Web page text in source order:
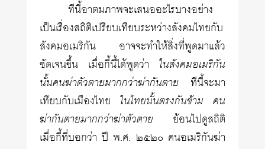
ทีนี้อาตมภาพจะเสนออะไรบางอย่าง
เป็นเรื่องสถิติเปรียบเทียบระหว่างสังคมไทยกับ
สังคมอเมริกัน อาจจะทำให้สิ่งที่พูดมาแล้ว
ชัดเจนขึ้น เมื่อกี้นี้ได้พูดว่า ในสังคมอเมริกัน
นั้นคนฆ่าตัวตายมากกว่าฆ่ากันตาย ทีนี้จะมา
เทียบกับเมืองไทย ในไทยนั้นตรงกันข้าม คน
ฆ่ากันตายมากกว่าฆ่าตัวตาย ย้อนไปดูสถิติ
เมื่อกี้ที่บอกว่า ปี พ.ศ. ๒๕๒๐ คนอเมริกันฆ่า